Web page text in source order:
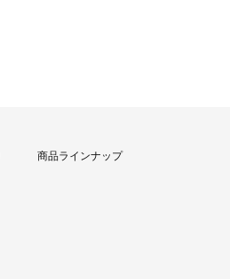
商品ラインナップ